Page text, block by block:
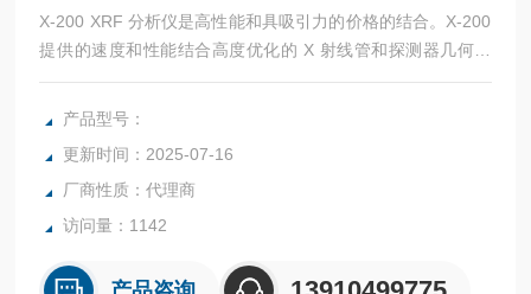
X-200 XRF 分析仪是高性能和具吸引力的价格的结合。X-200
提供的速度和性能结合高度优化的 X 射线管和探测器几何结
构。
产品型号：
更新时间：2025-07-16
厂商性质：代理商
访问量：1142